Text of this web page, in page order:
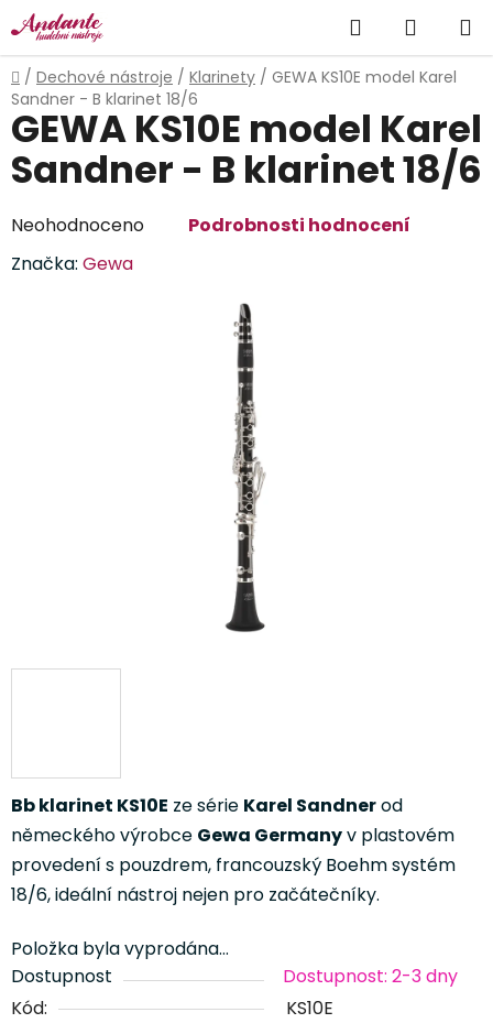
Přejít
na
obsah
Hledat
KOŠÍK
Domů
/ Dechové nástroje / Klarinety / GEWA KS10E model Karel
Sandner - B klarinet 18/6
Bb klarinet KS10E ze série Karel Sandnerod
německého výrobce Gewa Germanyv plastovém
provedení s pouzdrem, francouzský Boehm systém
18/6, ideální nástroj nejen pro začátečníky.
Položka byla vyprodána…
Dostupnost
Dostupnost: 2-3 dny
Kód:
KS10E
GEWA KS10E model Karel
Sandner - B klarinet 18/6
Průměrné
produktu
Neohodnoceno
Podrobnosti hodnocení
Značka: Gewa